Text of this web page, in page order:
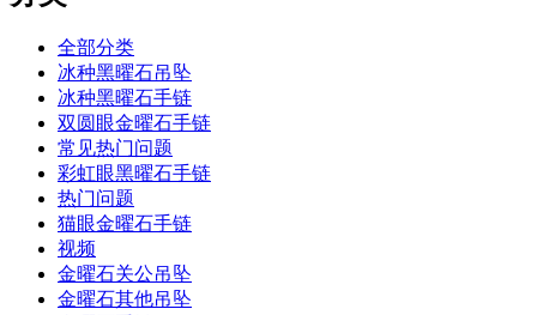
全部分类
冰种黑曜石吊坠
冰种黑曜石手链
双圆眼金曜石手链
常见热门问题
彩虹眼黑曜石手链
热门问题
猫眼金曜石手链
视频
金曜石关公吊坠
金曜石其他吊坠